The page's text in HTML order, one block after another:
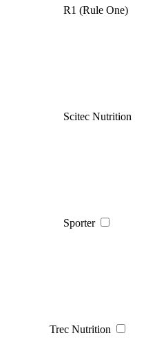
R1 (Rule One)
Scitec Nutrition
Sporter
Trec Nutrition